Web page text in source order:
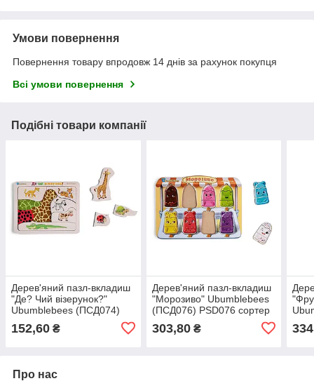
Умови повернення
Повернення товару впродовж 14 днів за рахунок покупця
Всі умови повернення
Подібні товари компанії
Дерев'яний пазл-вкладиш
"Де? Чий візерунок?"
Ubumblebees (ПСД074)
152,60 ₴
Дерев'яний пазл-вкладиш
"Морозиво" Ubumblebees
(ПСД076) PSD076 сортер
303,80₴
Про нас